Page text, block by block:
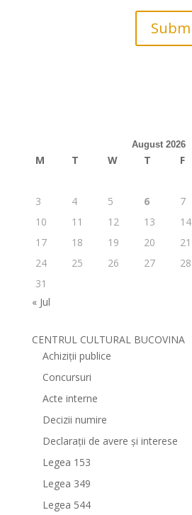
August 2026
M T W T F
3
4 5 6 7
10
11 12 13 14
17
18 19 20 21
24
25 26 27 28
31
« Jul
CENTRUL CULTURAL BUCOVINA
Achiziții publice
Concursuri
Acte interne
Decizii numire
Declarații de avere și interese
Legea 153
Legea 349
Legea 544